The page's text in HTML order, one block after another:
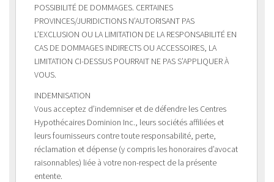
POSSIBILITÉ DE DOMMAGES. CERTAINES
PROVINCES/JURIDICTIONS N’AUTORISANT PAS
L’EXCLUSION OU LA LIMITATION DE LA RESPONSABILITÉ EN
CAS DE DOMMAGES INDIRECTS OU ACCESSOIRES, LA
LIMITATION CI-DESSUS POURRAIT NE PAS S’APPLIQUER À
VOUS.
INDEMNISATION
Vous acceptez d’indemniser et de défendre les Centres
Hypothécaires Dominion Inc., leurs sociétés affiliées et
leurs fournisseurs contre toute responsabilité, perte,
réclamation et dépense (y compris les honoraires d’avocat
raisonnables) liée à votre non-respect de la présente
entente.